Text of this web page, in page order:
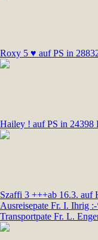
Roxy 5 ♥ auf PS in
Hailey ! auf PS in 24398
Szaffi 3 +++ab 16.3. auf
Ausreisepate Fr. I. Ihrig
Transportpate Fr. L.